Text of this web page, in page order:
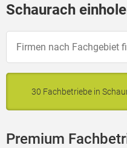
Schaurach
30 Fachbetriebe in
Premium